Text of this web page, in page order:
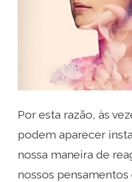
Por esta razão, às
podem aparecer
nossa maneira de
nossos